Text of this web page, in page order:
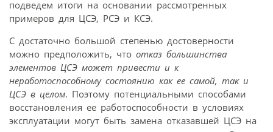
подведем итоги на основании рассмотренных
примеров для ЦСЭ, РСЭ и КСЭ.
С достаточно большой степенью достоверности
можно предположить, что отказ большинства
элементов ЦСЭ может привести и к
неработоспособному состоянию как ее самой, так и
ЦСЭ в целом. Поэтому потенциальными способами
восстановления ее работоспособности в условиях
эксплуатации могут быть замена отказавшей ЦСЭ на